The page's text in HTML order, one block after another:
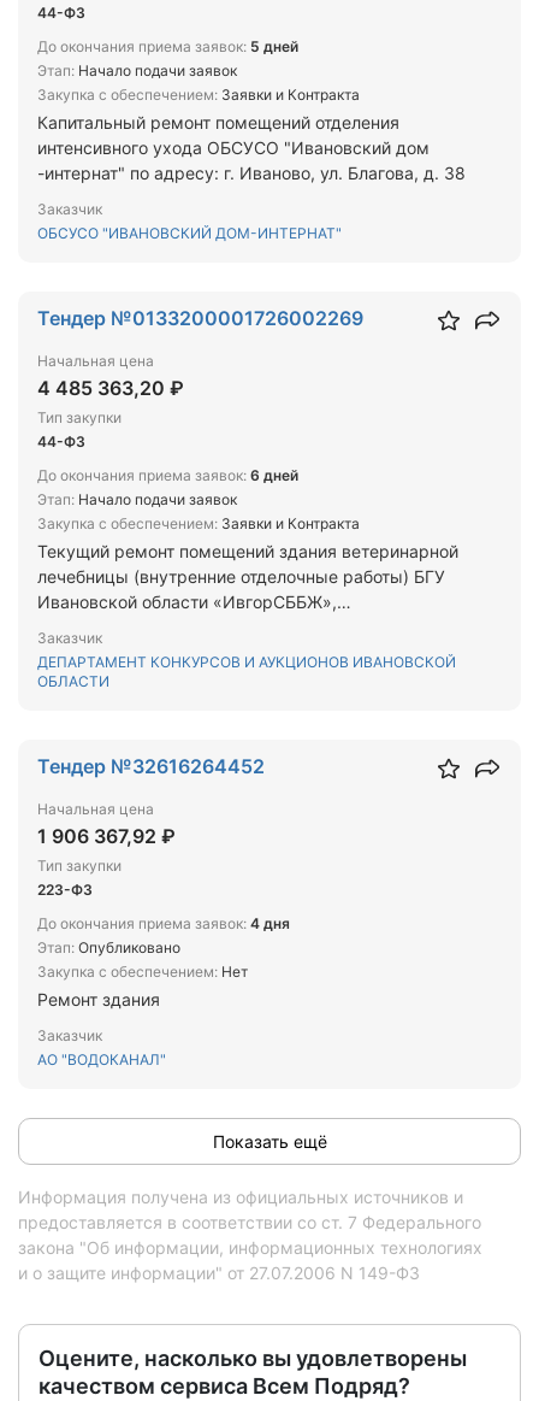
44-ФЗ
До окончания приема заявок: 5 дней
Этап: Начало подачи заявок
Закупка с обеспечением: Заявки и Контракта
Капитальный ремонт помещений отделения
интенсивного ухода ОБСУСО "Ивановский дом
-интернат" по адресу: г. Иваново, ул. Благова, д. 38
Заказчик
ОБСУСО "ИВАНОВСКИЙ ДОМ-ИНТЕРНАТ"
Тендер №0133200001726002269
Начальная цена
4 485 363,20 ₽
Тип закупки
44-ФЗ
До окончания приема заявок: 6 дней
Этап: Начало подачи заявок
Закупка с обеспечением: Заявки и Контракта
Текущий ремонт помещений здания ветеринарной
лечебницы (внутренние отделочные работы) БГУ
Ивановской области «ИвгорСББЖ»,
Танкиста Белороссова, д. 30«А»
Заказчик
ДЕПАРТАМЕНТ КОНКУРСОВ И АУКЦИОНОВ ИВАНОВСКОЙ
ОБЛАСТИ
Тендер №32616264452
Начальная цена
1 906 367,92 ₽
Тип закупки
223-ФЗ
До окончания приема заявок: 4 дня
Этап: Опубликовано
Закупка с обеспечением: Нет
Ремонт здания
Заказчик
АО "ВОДОКАНАЛ"
Показать ещё
Информация получена из официальных источников и
предоставляется в соответствии со ст. 7 Федерального
закона "Об информации, информационных технологиях
и о защите информации" от 27.07.2006 N 149-ФЗ
Оцените, насколько вы удовлетворены
качеством сервиса Всем Подряд?